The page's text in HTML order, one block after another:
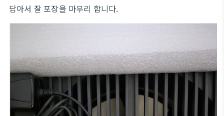
담아서 잘 포장을 마무리 합니다.